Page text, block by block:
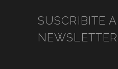
SUSCRIBITE
NEWSLETTER